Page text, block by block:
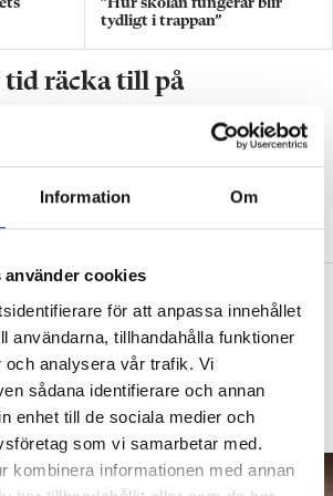
Information Om
använder cookies
för att anpassa innehållet
användarna, tillhandahålla funktioner
och analysera vår trafik. Vi
sådana identifierare och annan
enhet till de sociala medier och
som vi samarbetar med.
kombinera informationen med annan
Och i det långa loppet även till en mer
för de lärare som möter dessa elever i
Karlsson.
”Hur skolan fungerar blir
tydligt i trappan”
tid räcka till på
tillsammans
om skolan när allt fler
anpassas?”
skolan kan ge plats åt
inte hur de ska